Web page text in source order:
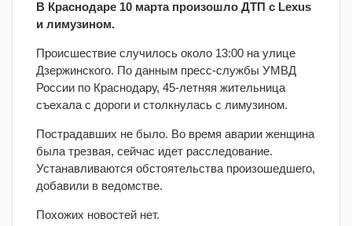
В Краснодаре 10 марта произошло ДТП с Lexus
и лимузином.
Происшествие случилось около 13:00 на улице
Дзержинского. По данным пресс-службы УМВД
России по Краснодару, 45-летняя жительница
съехала с дороги и столкнулась с лимузином.
Пострадавших не было. Во время аварии женщина
была трезвая, сейчас идет расследование.
Устанавливаются обстоятельства произошедшего,
добавили в ведомстве.
Похожих новостей нет.